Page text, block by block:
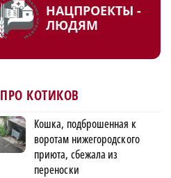
НАЦПРОЕКТЫ -
ЛЮДЯМ
ПРО КОТИКОВ
Кошка, подброшенная к
воротам нижегородского
приюта, сбежала из
переноски